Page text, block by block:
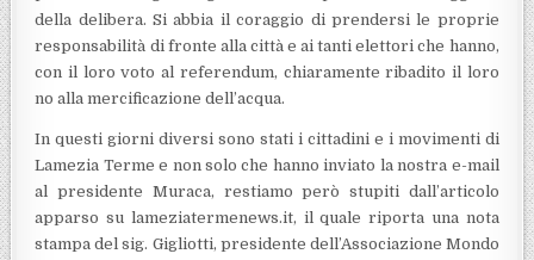
della delibera. Si abbia il coraggio di prendersi le proprie
responsabilità di fronte alla città e ai tanti elettori che hanno,
con il loro voto al referendum, chiaramente ribadito il loro
no alla mercificazione dell’acqua.
In questi giorni diversi sono stati i cittadini e i movimenti di
Lamezia Terme e non solo che hanno inviato la nostra e-mail
al presidente Muraca, restiamo però stupiti dall’articolo
apparso su lameziatermenews.it, il quale riporta una nota
stampa del sig. Gigliotti, presidente dell’Associazione Mondo